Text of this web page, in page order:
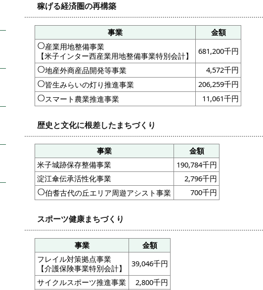
稼げる経済圏の再構築
事業
金額
産業用地整備事業
【米子インター西産業用地整備事業特別会計】
681,200千円
地産外商産品開発等事業
4,572千円
皆生みらいの灯り推進事業
206,259千円
スマート農業推進事業
11,061千円
歴史と文化に根差したまちづくり
事業
金額
米子城跡保存整備事業
190,784千円
淀江傘伝承活性化事業
2,796千円
伯耆古代の丘エリア周遊アシスト事業
700千円
スポーツ健康まちづくり
事業
金額
フレイル対策拠点事業
【介護保険事業特別会計】
39,046千円
サイクルスポーツ推進事業
2,800千円